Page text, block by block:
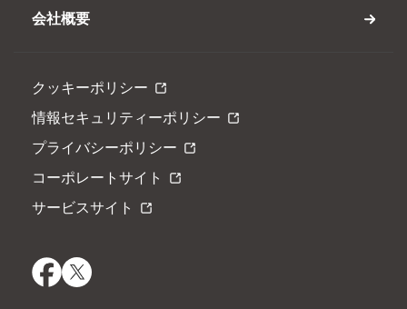
LibrariAI
DX・業務改革コンサルティング
脆弱性診断
CIO補佐官・デジタル統括アドバイザー業務
会社概要
クッキーポリシー
情報セキュリティーポリシー
プライバシーポリシー
コーポレートサイト
サービスサイト